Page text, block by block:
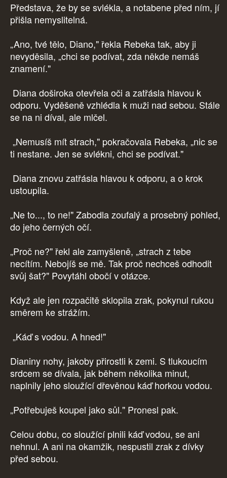
Představa, že by se svlékla, a notabene před ním, jí
přišla nemyslitelná.
„Ano, tvé tělo, Diano," řekla Rebeka tak, aby ji
nevyděsila, „chci se podívat, zda někde nemáš
znamení."
Diana doširoka otevřela oči a zatřásla hlavou k
odporu. Vyděšeně vzhlédla k muži nad sebou. Stále
se na ni díval, ale mlčel.
„Nemusíš mít strach," pokračovala Rebeka, „nic se
ti nestane. Jen se svlékni, chci se podívat."
Diana znovu zatřásla hlavou k odporu, a o krok
ustoupila.
„Ne to..., to ne!" Zabodla zoufalý a prosebný pohled,
do jeho černých očí.
„Proč ne?" řekl ale zamyšleně, „strach z tebe
necítím. Nebojíš se mě. Tak proč nechceš odhodit
svůj šat?" Povytáhl obočí v otázce.
Když ale jen rozpačitě sklopila zrak, pokynul rukou
směrem ke strážím.
„Káď s vodou. A hned!"
Dianiny nohy, jakoby přirostli k zemi. S tlukoucím
srdcem se dívala, jak během několika minut,
naplnily jeho sloužící dřevěnou káď horkou vodou.
„Potřebuješ koupel jako sůl." Pronesl pak.
Celou dobu, co sloužící plnili káď vodou, se ani
nehnul. A ani na okamžik, nespustil zrak z dívky
před sebou.